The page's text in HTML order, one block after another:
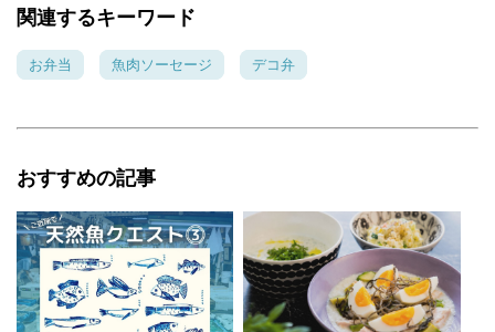
関連するキーワード
お弁当 魚肉ソーセージ デコ弁
おすすめの記事